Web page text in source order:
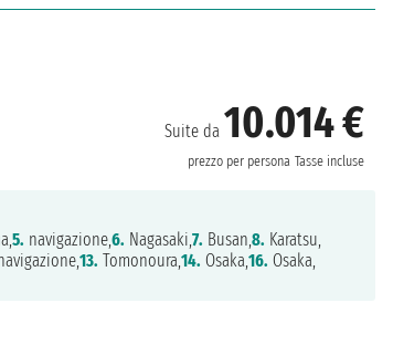
Suite da 10.014 €
prezzo per persona Tasse incluse
5. navigazione,6. Nagasaki,7. Busan,8. Karatsu,
13. Tomonoura,14. Osaka,16. Osaka,